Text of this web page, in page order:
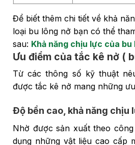
Để biết thêm chi tiết về khả
loại bu lông nở bạn có thể
sau: Khả năng chịu lực của bu
Ưu điểm của tắc kê nở (
Từ các thông số kỹ thuật
được tắc kê nở mang những
Độ bền cao, khả năng chịu
Nhờ được sản xuất theo
dụng những vật liệu cao cấp